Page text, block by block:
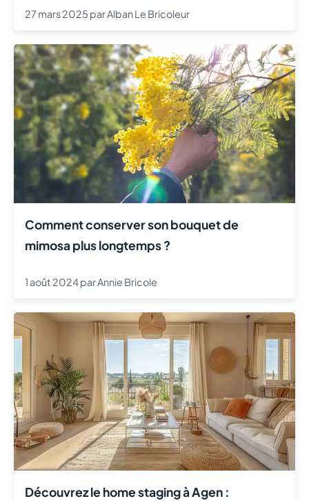
27 mars 2025 parAlban Le Bricoleur
Comment conserver son bouquet de
mimosa plus longtemps ?
1 août 2024parAnnie Bricole
Découvrez le home staging à Agen :